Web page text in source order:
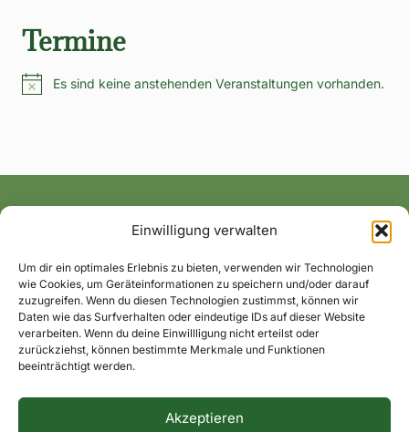
Einwilligung verwalten
Um dir ein optimales Erlebnis zu bieten, verwenden wir Technologien
wie Cookies, um Geräteinformationen zu speichern und/oder darauf
zuzugreifen. Wenn du diesen Technologien zustimmst, können wir
Daten wie das Surfverhalten oder eindeutige IDs auf dieser Website
verarbeiten. Wenn du deine Einwillligung nicht erteilst oder
zurückziehst, können bestimmte Merkmale und Funktionen
beeinträchtigt werden.
Akzeptieren
Termine
HinweisEs sind keine anstehenden Veranstaltungen vorhanden.
Alle News und Termine ins Postfach!